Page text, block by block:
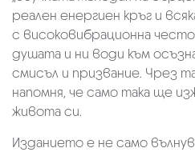
реален енергиен кръг и
с високовибрационна
душата и ни води към
смисъл и призвание. Чрез
напомня, че само така ще
живота си.
Изданието е не само